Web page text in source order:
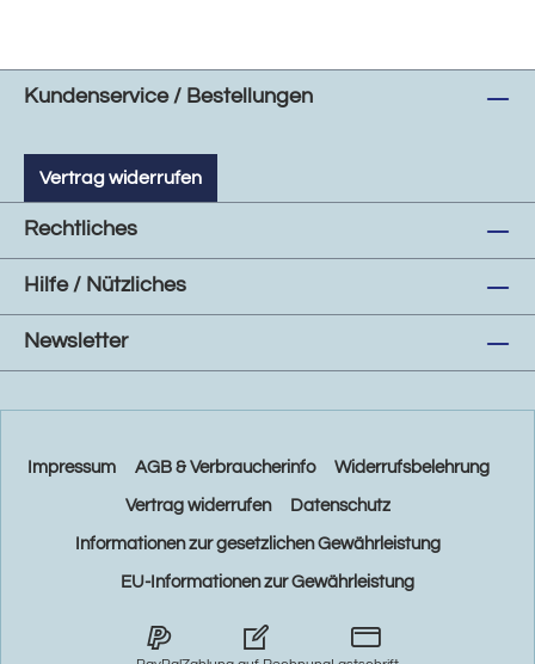
Kundenservice / Bestellungen
Vertrag widerrufen
Rechtliches
Hilfe / Nützliches
Newsletter
Impressum AGB & Verbraucherinfo Widerrufsbelehrung
Vertrag widerrufen Datenschutz
Informationen zur gesetzlichen Gewährleistung
EU-Informationen zur Gewährleistung